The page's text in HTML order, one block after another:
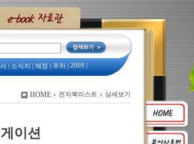
소식지 재정 주차 2009
옛 모습|예산서
|
쏙옙占| 2008
HOME 전자북리스트 상세보기
이션